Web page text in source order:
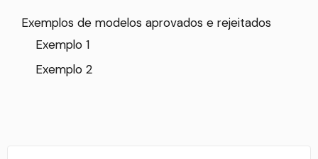
Exemplos de modelos aprovados e rejeitados
Exemplo 1
Exemplo 2